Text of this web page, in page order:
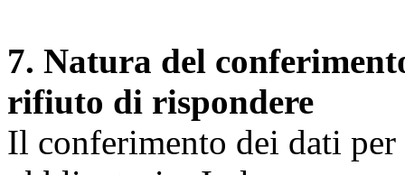
7. Natura del
rifiuto di rispondere
Il conferimento dei dati